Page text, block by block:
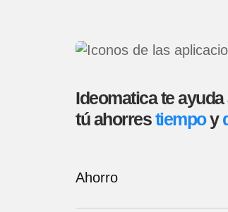
Ideomatica te
tú ahorrestiempoy
Ahorro